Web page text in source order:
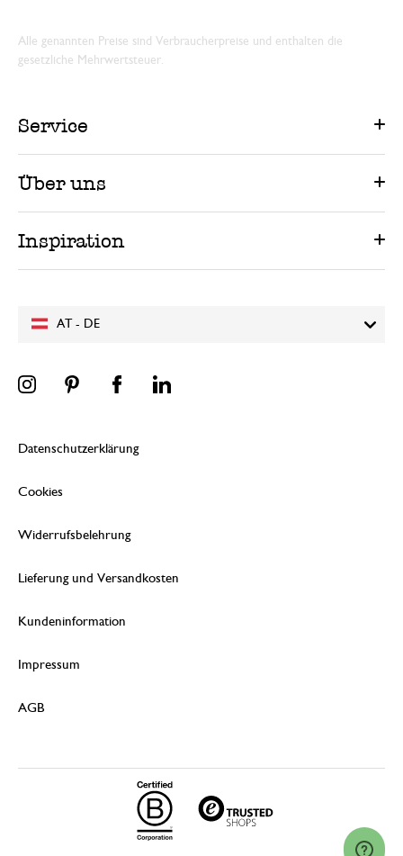
AT - DE
Alle genannten Preise sind Verbraucherpreise und enthalten die
gesetzliche Mehrwertsteuer.
Service
Über uns
Inspiration
Datenschutzerklärung
Cookies
Widerrufsbelehrung
Lieferung und Versandkosten
Kundeninformation
Impressum
AGB